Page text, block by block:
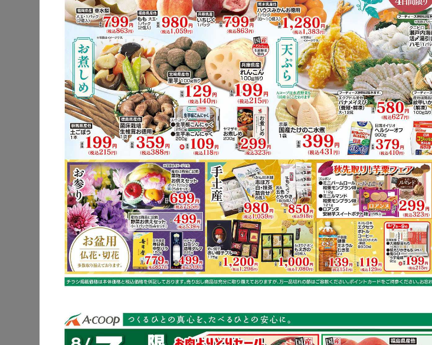
チラシ掲載商品からレシピを探す
豚肩ロース 鶏もも肉
レンコン ごぼう